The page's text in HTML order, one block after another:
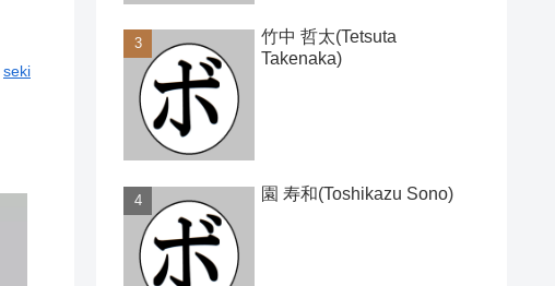
seki
竹中 哲太(Tetsuta
Takenaka)
園 寿和(Toshikazu Sono)